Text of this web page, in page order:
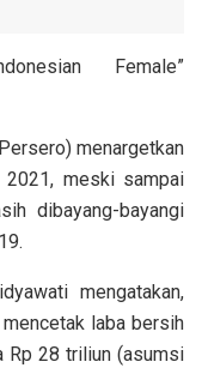
Female”
menargetkan
2021, meski sampai
dibayang-bayangi
mengatakan,
laba bersih
Rp 28 triliun (asumsi